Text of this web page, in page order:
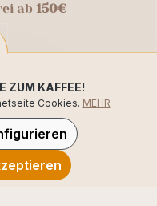
ab 150€
ZUM KAFFEE!
Cookies. MEHR